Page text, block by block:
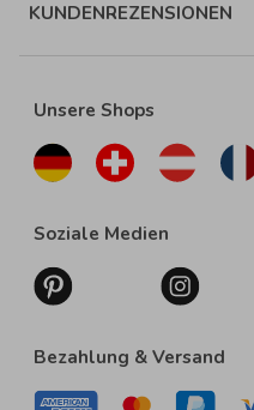
KUNDENREZENSIONEN
Unsere Shops
Soziale Medien
Bezahlung & Versand